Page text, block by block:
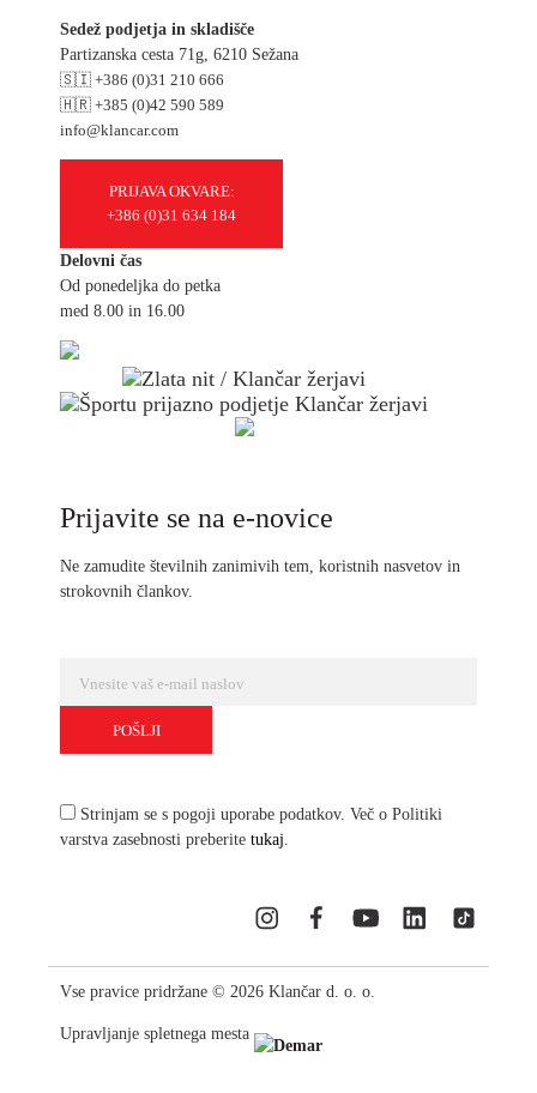
Sedež podjetja in skladišče
Partizanska cesta 71g, 6210 Sežana
🇸🇮 +386 (0)31 210 666
🇭🇷 +385 (0)42 590 589
info@klancar.com
PRIJAVA OKVARE:
+386 (0)31 634 184
Delovni čas
Od ponedeljka do petka
med 8.00 in 16.00
Prijavite se na e-novice
Ne zamudite številnih zanimivih tem, koristnih nasvetov in
strokovnih člankov.
Strinjam se s pogoji uporabe podatkov. Več o Politiki
varstva zasebnosti preberite tukaj.
Vse pravice pridržane © 2026 Klančar d. o. o.
Upravljanje spletnega mesta